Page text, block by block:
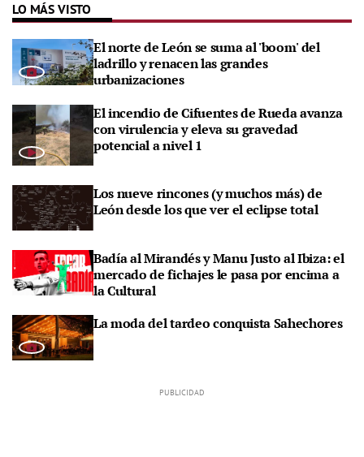
LO MÁS VISTO
El norte de León se suma al 'boom' del
ladrillo y renacen las grandes
urbanizaciones
El incendio de Cifuentes de Rueda avanza
con virulencia y eleva su gravedad
potencial a nivel 1
Los nueve rincones (y muchos más) de
León desde los que ver el eclipse total
Badía al Mirandés y Manu Justo al Ibiza: el
mercado de fichajes le pasa por encima a
la Cultural
La moda del tardeo conquista Sahechores